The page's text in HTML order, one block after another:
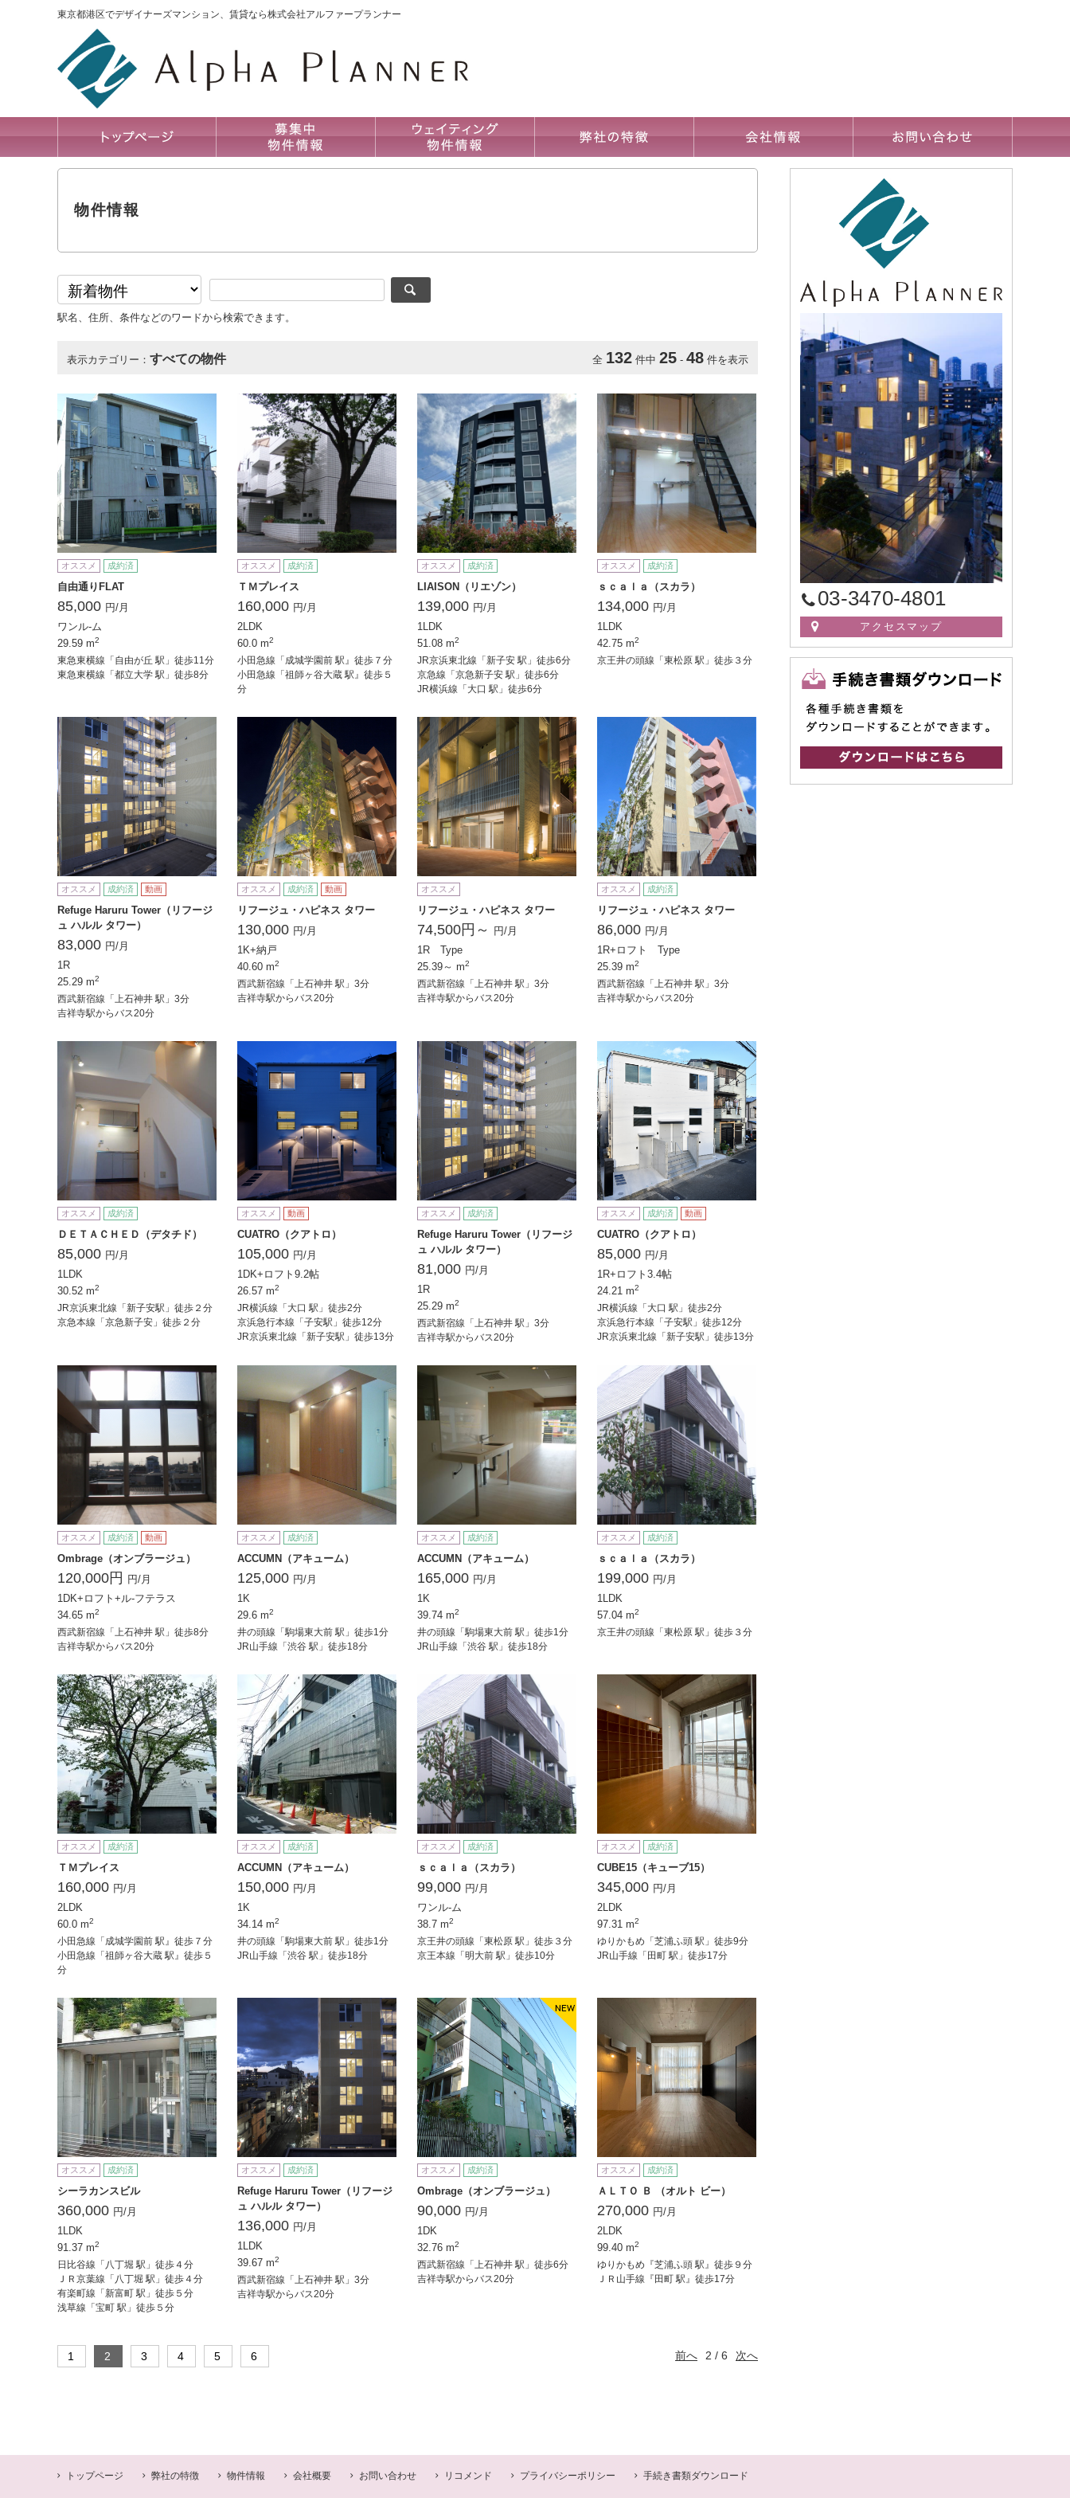
東京都港区でデザイナーズマンション、賃貸なら株式会社アルファープランナー
物件情報
駅名、住所、条件などのワードから検索できます。
表示カテゴリー： すべての物件 全 132 件中 25 - 48 件を表示
オススメ 成約済
自由通りFLAT
85,000 円/月
ワンル-ム
29.59 m2
東急東横線「自由が丘 駅」徒歩11分
東急東横線「都立大学 駅」徒歩8分
オススメ 成約済
ＴＭプレイス
160,000 円/月
2LDK
60.0 m2
小田急線「成城学園前 駅』徒歩７分
小田急線「祖師ヶ谷大蔵 駅』徒歩５
分
オススメ 成約済
LIAISON（リエゾン）
139,000 円/月
1LDK
51.08 m2
JR京浜東北線「新子安 駅」徒歩6分
京急線「京急新子安 駅」徒歩6分
JR横浜線「大口 駅」徒歩6分
オススメ 成約済
ｓｃａｌａ（スカラ）
134,000 円/月
1LDK
42.75 m2
京王井の頭線「東松原 駅」徒歩３分
オススメ 成約済 動画
Refuge Haruru Tower（リフージ
ュ ハルル タワー）
83,000 円/月
1R
25.29 m2
西武新宿線「上石神井 駅」3分
吉祥寺駅からバス20分
オススメ 成約済 動画
リフージュ・ハピネス タワー
130,000 円/月
1K+納戸
40.60 m2
西武新宿線「上石神井 駅」3分
吉祥寺駅からバス20分
オススメ
リフージュ・ハピネス タワー
74,500円～
円/月
1R Type
25.39～ m2
西武新宿線「上石神井 駅」3分
吉祥寺駅からバス20分
オススメ 成約済
リフージュ・ハピネス タワー
86,000 円/月
1R+ロフト Type
25.39 m2
西武新宿線「上石神井 駅」3分
吉祥寺駅からバス20分
オススメ 成約済
ＤＥＴＡＣＨＥＤ（デタチド）
85,000 円/月
1LDK
30.52 m2
JR京浜東北線「新子安駅」徒歩２分
京急本線「京急新子安」徒歩２分
オススメ 動画
CUATRO（クアトロ）
105,000 円/月
1DK+ロフト9.2帖
26.57 m2
JR横浜線「大口 駅」徒歩2分
京浜急行本線「子安駅」徒歩12分
JR京浜東北線「新子安駅」徒歩13分
オススメ 成約済
Refuge Haruru Tower（リフージ
ュ ハルル タワー）
81,000 円/月
1R
25.29 m2
西武新宿線「上石神井 駅」3分
吉祥寺駅からバス20分
オススメ 成約済 動画
CUATRO（クアトロ）
85,000 円/月
1R+ロフト3.4帖
24.21 m2
JR横浜線「大口 駅」徒歩2分
京浜急行本線「子安駅」徒歩12分
JR京浜東北線「新子安駅」徒歩13分
オススメ 成約済 動画
Ombrage（オンブラージュ）
120,000円
円/月
1DK+ロフト+ル-フテラス
34.65 m2
西武新宿線「上石神井 駅」徒歩8分
吉祥寺駅からバス20分
オススメ 成約済
ACCUMN（アキューム）
125,000 円/月
1K
29.6 m2
井の頭線「駒場東大前 駅」徒歩1分
JR山手線「渋谷 駅」徒歩18分
オススメ 成約済
ACCUMN（アキューム）
165,000 円/月
1K
39.74 m2
井の頭線「駒場東大前 駅」徒歩1分
JR山手線「渋谷 駅」徒歩18分
オススメ 成約済
ｓｃａｌａ（スカラ）
199,000 円/月
1LDK
57.04 m2
京王井の頭線「東松原 駅」徒歩３分
オススメ 成約済
ＴＭプレイス
160,000 円/月
2LDK
60.0 m2
小田急線「成城学園前 駅』徒歩７分
小田急線「祖師ヶ谷大蔵 駅』徒歩５
分
オススメ 成約済
ACCUMN（アキューム）
150,000 円/月
1K
34.14 m2
井の頭線「駒場東大前 駅」徒歩1分
JR山手線「渋谷 駅」徒歩18分
オススメ 成約済
ｓｃａｌａ（スカラ）
99,000 円/月
ワンル-ム
38.7 m2
京王井の頭線「東松原 駅」徒歩３分
京王本線「明大前 駅」徒歩10分
オススメ 成約済
CUBE15（キューブ15）
345,000 円/月
2LDK
97.31 m2
ゆりかもめ「芝浦ふ頭 駅」徒歩9分
JR山手線「田町 駅」徒歩17分
オススメ 成約済
シーラカンスビル
360,000 円/月
1LDK
91.37 m2
日比谷線「八丁堀 駅」徒歩４分
ＪＲ京葉線「八丁堀 駅」徒歩４分
有楽町線「新富町 駅」徒歩５分
浅草線「宝町 駅」徒歩５分
オススメ 成約済
Refuge Haruru Tower（リフージ
ュ ハルル タワー）
136,000 円/月
1LDK
39.67 m2
西武新宿線「上石神井 駅」3分
吉祥寺駅からバス20分
オススメ 成約済
Ombrage（オンブラージュ）
90,000 円/月
1DK
32.76 m2
西武新宿線「上石神井 駅」徒歩6分
吉祥寺駅からバス20分
オススメ 成約済
ＡＬＴＯ Ｂ （オルト ビー）
270,000 円/月
2LDK
99.40 m2
ゆりかもめ『芝浦ふ頭 駅』徒歩９分
ＪＲ山手線『田町 駅』徒歩17分
前へ 2 / 6 次へ
03-3470-4801
アクセスマップ
トップページ 弊社の特徴 物件情報 会社概要 お問い合わせ リコメンド プライバシーポリシー 手続き書類ダウンロード